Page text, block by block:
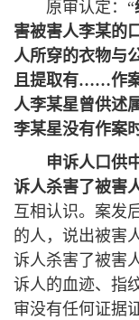
原审认定：“
害被害人李某的
人所穿的衣物与
且提取有……作
人李某星曾供述
李某星没有作案
申诉人口供
诉人杀害了被害人
互相认识。案发
的人，说出被害
诉人杀害了被害
诉人的血迹、指
审没有任何证据